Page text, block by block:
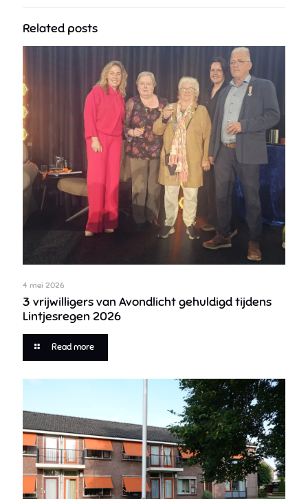
Related posts
4 mei 2026
3 vrijwilligers van Avondlicht gehuldigd tijdens
Lintjesregen 2026
Read more